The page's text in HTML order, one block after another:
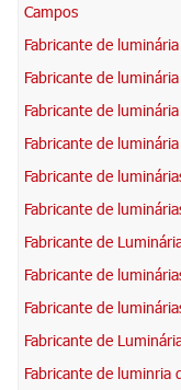
Campos
Fabricante de
Fabricante de
Fabricante de
Fabricante de
Fabricante de
Fabricante de
Fabricante de
Fabricante de
Fabricante de
Fabricante de
Fabricante de luminria